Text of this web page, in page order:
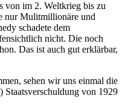
von im 2. Weltkrieg bis zu
nur Mulitmillionäre und
schadete dem
nicht. Die noch
Das ist auch gut erklärbar,
sehen wir uns einmal die
Staatsverschuldung von 1929